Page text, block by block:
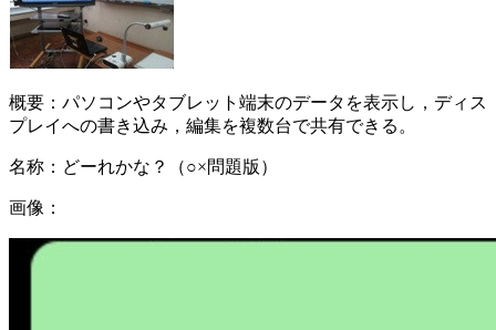
概要： パソコンやタブレット端末のデータを表示し，ディス
プレイへの書き込み，編集を複数台で共有できる。
名称： どーれかな？（○×問題版）
画像：